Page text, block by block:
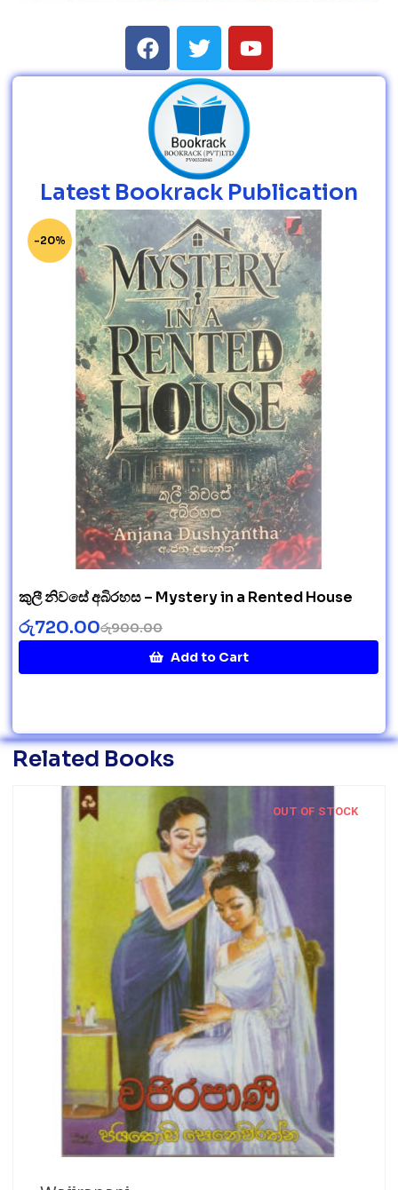
Latest Bookrack Publication
-20%
කුලී නිවසේ අබිරහස – Mystery in a Rented House
රු900.00
රු720.00
Add to Cart
Related Books
OUT OF STOCK